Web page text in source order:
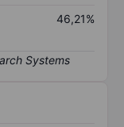
46,21%